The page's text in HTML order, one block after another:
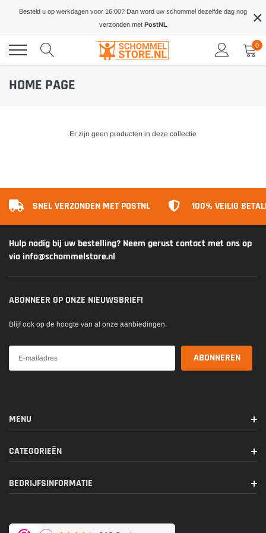
inhoud
Besteld u op werkdagen voor 16:00? Dan word uw schommel dezelfde dag nog
verzonden met PostNL ×
0
HOME PAGE
Er zijn geen producten in deze collectie
SNEL VERZONDEN MET POSTNL 100% VEILIG
Hulp nodig bij uw bestelling? Neem gerust contact met ons op
via info@schommelstore.nl
ABONNEER OP ONZE NIEUWSBRIEF!
Blijf ook op de hoogte van al onze aanbiedingen.
MENU
CATEGORIEËN
BEDRIJFSINFORMATIE